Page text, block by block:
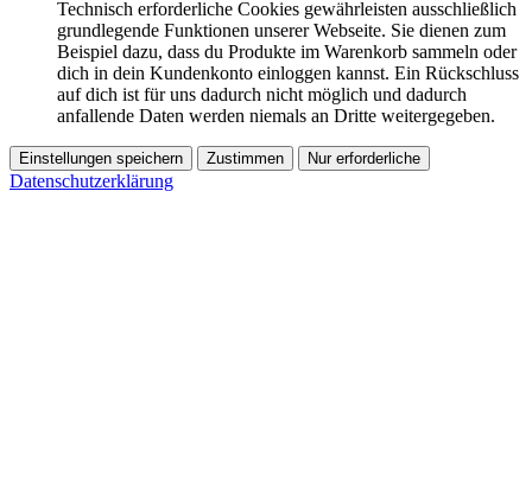
Technisch erforderliche Cookies gewährleisten ausschließlich
grundlegende Funktionen unserer Webseite. Sie dienen zum
Beispiel dazu, dass du Produkte im Warenkorb sammeln oder
dich in dein Kundenkonto einloggen kannst. Ein Rückschluss
auf dich ist für uns dadurch nicht möglich und dadurch
anfallende Daten werden niemals an Dritte weitergegeben.
Einstellungen speichern Zustimmen Nur erforderliche
Datenschutzerklärung